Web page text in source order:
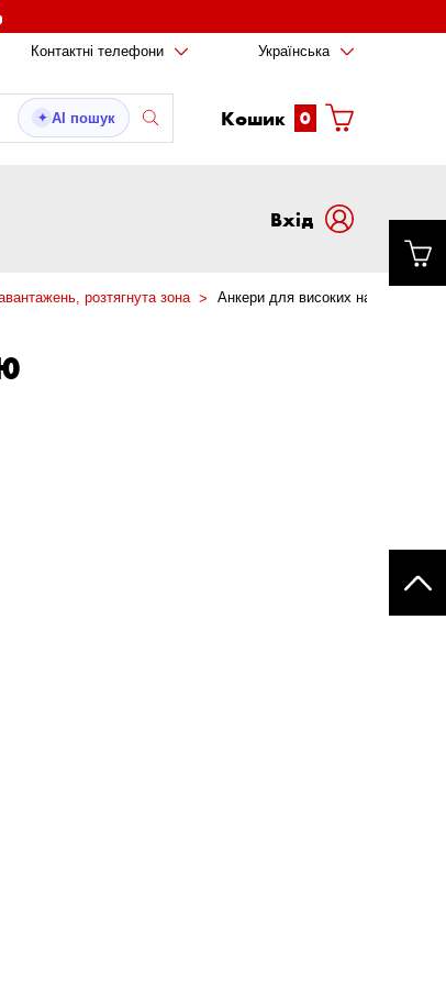
Контактні телефони Українська
✦ AI пошук Кошик 0
Вxід
розтягнута зона Анкери для високих